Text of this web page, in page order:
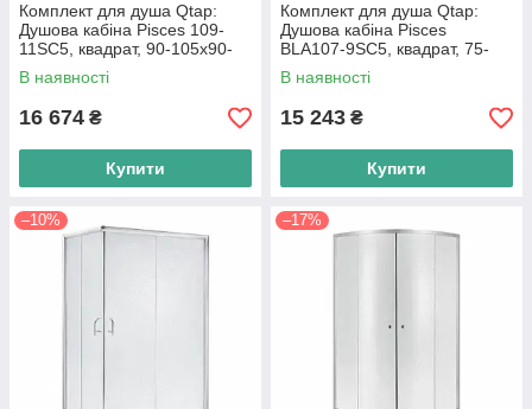
Комплект для душа Qtap:
Душова кабіна Pisces 109-
11SC5, квадрат, 90-105x90-
105, скло 5мм Clear +
Лінійний трап
В наявності
16 674 ₴
Купити
Комплект для душа Qtap:
Душова кабіна Pisces
BLA107-9SC5, квадрат, 75-
90x75-90, скло 5мм Clear +
Лінійний трап
В наявності
15 243 ₴
Купити
–10% –17%